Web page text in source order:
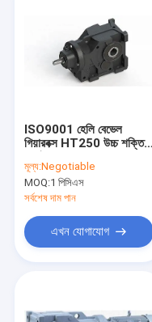
ISO9001 হেলি বেভেল
গিয়ারবক্স HT250 উচ্চ শক্তি
মূল্য:Negotiable
MOQ:1 পিসিএস
সর্বশেষ দাম পান
এখন যোগাযোগ